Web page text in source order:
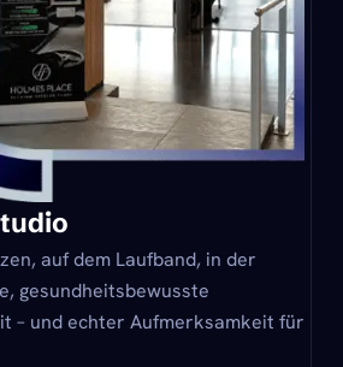
auf dem Laufband, in der
gesundheitsbewusste
– und echter Aufmerksamkeit für